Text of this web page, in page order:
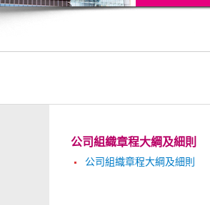
公司組織章程大綱及細則
公司組織章程大綱及細則